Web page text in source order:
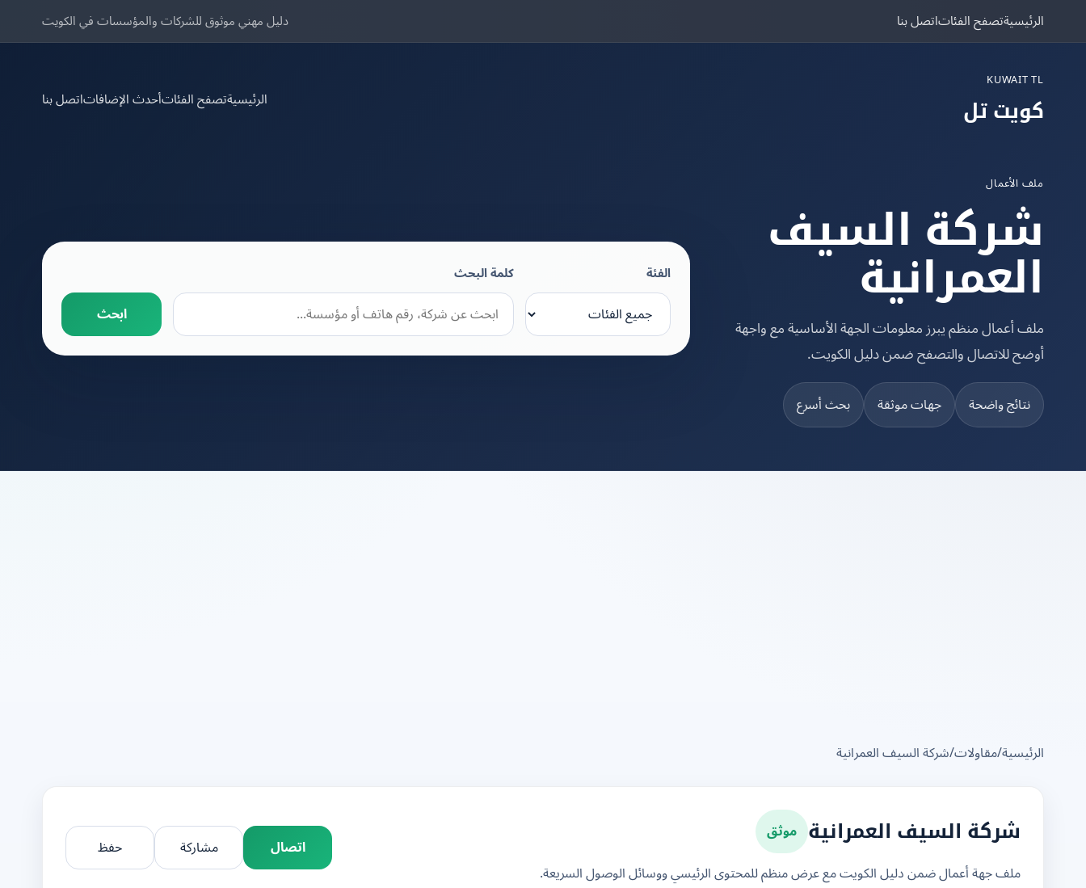
الرئيسيةتصفح الفئاتاتصل بنا دليل مهني موثوق للشركات والمؤسسات في الكويت
KUWAIT TL
كويت تل
الرئيسيةتصفح الفئاتأحدث الإضافاتاتصل بنا
ملف الأعمال
شركة السيف
العمرانية
ملف أعمال منظم يبرز معلومات الجهة الأساسية مع واجهة
أوضح للاتصال والتصفح ضمن دليل الكويت.
نتائج واضحة جهات موثقة بحث أسرع
الفئة كلمة البحث
ابحث
الرئيسية/مقاولات/شركة السيف العمرانية
شركة السيف العمرانية موثق
ملف جهة أعمال ضمن دليل الكويت مع عرض منظم للمحتوى الرئيسي ووسائل الوصول السريعة.
اتصال مشاركة حفظ